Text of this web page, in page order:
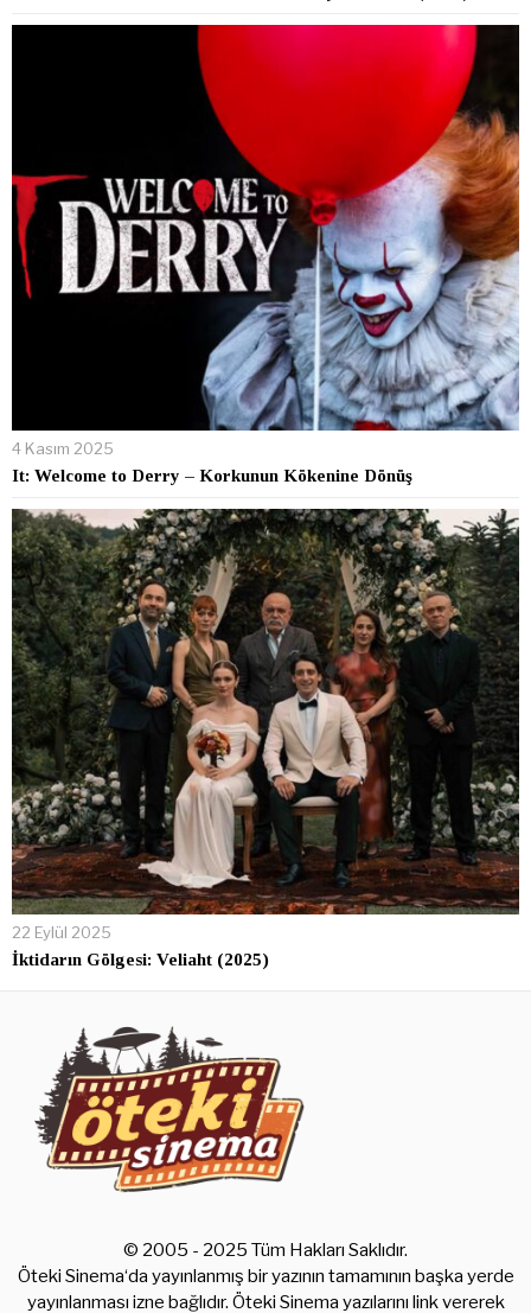
4 Kasım 2025
It: Welcome to Derry – Korkunun Kökenine Dönüş
22 Eylül 2025
İktidarın Gölgesi: Veliaht (2025)
© 2005 - 2025 Tüm Hakları Saklıdır.
Öteki Sinema‘da yayınlanmış bir yazının tamamının başka yerde
yayınlanması izne bağlıdır. Öteki Sinema yazılarını link vererek